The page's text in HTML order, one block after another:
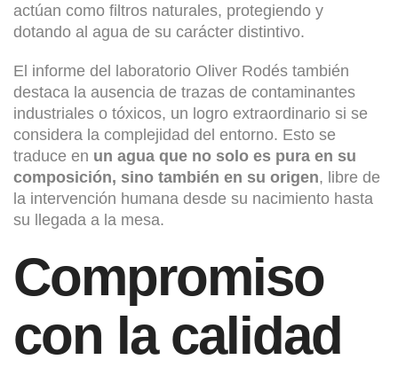
actúan como filtros naturales, protegiendo y
dotando al agua de su carácter distintivo.
El informe del laboratorio Oliver Rodés también
destaca la ausencia de trazas de contaminantes
industriales o tóxicos, un logro extraordinario si se
considera la complejidad del entorno. Esto se
traduce en un agua que no solo es pura en su
composición, sino también en su origen, libre de
la intervención humana desde su nacimiento hasta
su llegada a la mesa.
Compromiso
con la calidad